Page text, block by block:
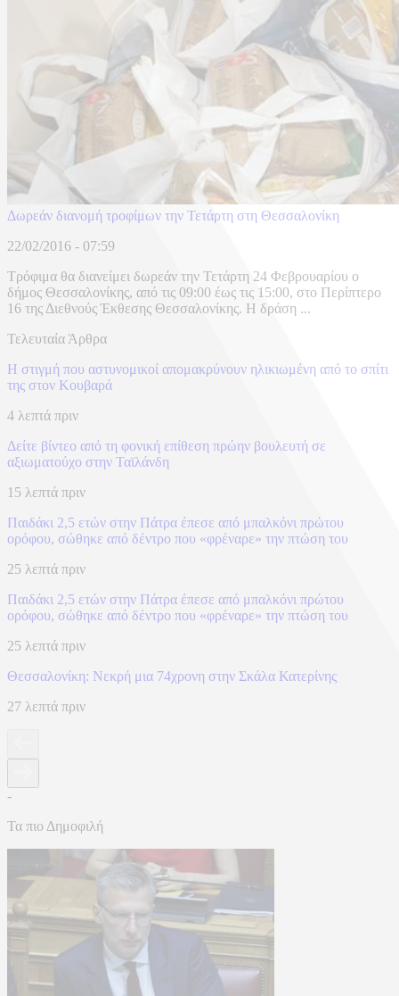
Δωρεάν διανομή τροφίμων την Τετάρτη στη Θεσσαλονίκη
22/02/2016 - 07:59
Τρόφιμα θα διανείμει δωρεάν την Τετάρτη 24 Φεβρουαρίου ο
δήμος Θεσσαλονίκης, από τις 09:00 έως τις 15:00, στο Περίπτερο
16 της Διεθνούς Έκθεσης Θεσσαλονίκης. Η δράση ...
Τελευταία Άρθρα
Η στιγμή που αστυνομικοί απομακρύνουν ηλικιωμένη από το σπίτι
της στον Κουβαρά
4 λεπτά πριν
Δείτε βίντεο από τη φονική επίθεση πρώην βουλευτή σε
αξιωματούχο στην Ταϊλάνδη
15 λεπτά πριν
Παιδάκι 2,5 ετών στην Πάτρα έπεσε από μπαλκόνι πρώτου
ορόφου, σώθηκε από δέντρο που «φρέναρε» την πτώση του
25 λεπτά πριν
Παιδάκι 2,5 ετών στην Πάτρα έπεσε από μπαλκόνι πρώτου
ορόφου, σώθηκε από δέντρο που «φρέναρε» την πτώση του
25 λεπτά πριν
Θεσσαλονίκη: Νεκρή μια 74χρονη στην Σκάλα Κατερίνης
27 λεπτά πριν
-
Τα πιο Δημοφιλή